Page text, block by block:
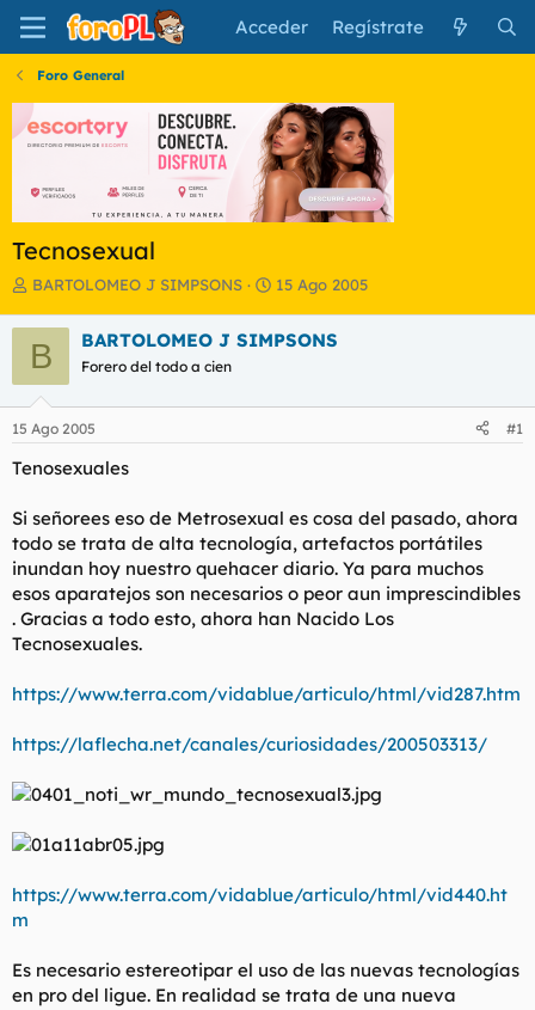
Acceder Regístrate
Foro General
Tecnosexual
I
i
c
i
a
d
o
d
l
t
e
a
BARTOLOMEO J SIMPSONS
F
h
e
i
o
15 Ago 2005
B BARTOLOMEO J SIMPSONS
Forero del todo a cien
15 Ago 2005 #1
Tenosexuales
Si señorees eso de Metrosexual es cosa del pasado, ahora
todo se trata de alta tecnología, artefactos portátiles
inundan hoy nuestro quehacer diario. Ya para muchos
esos aparatejos son necesarios o peor aun imprescindibles
. Gracias a todo esto, ahora han Nacido Los
Tecnosexuales.
https://www.terra.com/vidablue/articulo/html/vid287.htm
https://laflecha.net/canales/curiosidades/200503313/
https://www.terra.com/vidablue/articulo/html/vid440.ht
m
Es necesario estereotipar el uso de las nuevas tecnologías
en pro del ligue. En realidad se trata de una nueva